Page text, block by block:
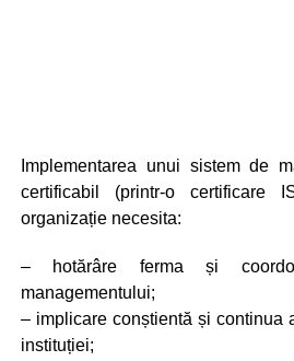
Implementarea unui sistem de
certificabil (printr-o certificare
organizație necesita:
– hotărâre ferma și
managementului;
– implicare conștientă și continua
instituției;